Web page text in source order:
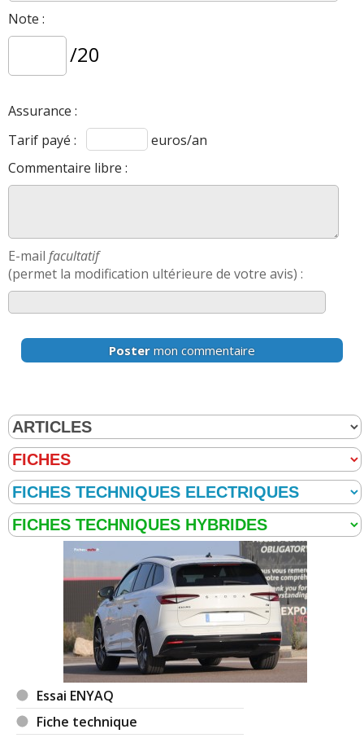
Note :
/20
Assurance :
Tarif payé :
euros/an
Commentaire libre :
E-mail facultatif
(permet la modification ultérieure de votre avis) :
Poster mon commentaire
Essai ENYAQ
Fiche technique